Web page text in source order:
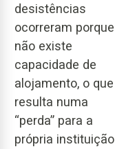
desistências
ocorreram porque
não existe
capacidade de
alojamento, o que
resulta numa
“perda” para a
própria instituição